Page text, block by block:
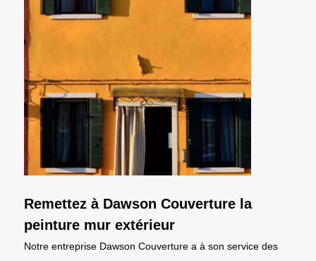
Remettez à Dawson Couverture la
peinture mur extérieur
Notre entreprise Dawson Couverture a à son service des